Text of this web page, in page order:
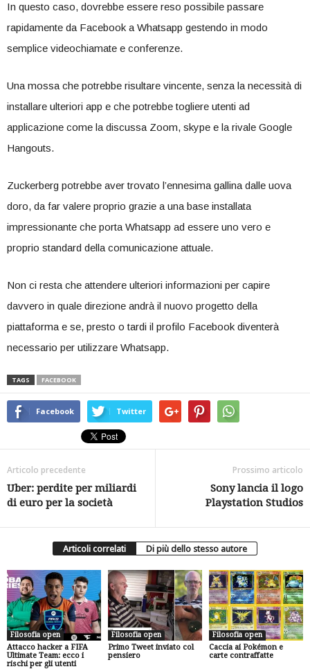
In questo caso, dovrebbe essere reso possibile passare
rapidamente da Facebook a Whatsapp gestendo in modo
semplice videochiamate e conferenze.
Una mossa che potrebbe risultare vincente, senza la necessità di
installare ulteriori app e che potrebbe togliere utenti ad
applicazione come la discussa Zoom, skype e la rivale Google
Hangouts.
Zuckerberg potrebbe aver trovato l’ennesima gallina dalle uova
doro, da far valere proprio grazie a una base installata
impressionante che porta Whatsapp ad essere uno vero e
proprio standard della comunicazione attuale.
Non ci resta che attendere ulteriori informazioni per capire
davvero in quale direzione andrà il nuovo progetto della
piattaforma e se, presto o tardi il profilo Facebook diventerà
necessario per utilizzare Whatsapp.
TAGS FACEBOOK
Facebook Twitter
Articolo precedente
Uber: perdite per miliardi
di euro per la società
Prossimo articolo
Sony lancia il logo
Playstation Studios
Articoli correlati Di più dello stesso autore
Filosofia open
Attacco hacker a FIFA
Ultimate Team: ecco i
rischi per gli utenti
Filosofia open
Primo Tweet inviato col
pensiero
Filosofia open
Caccia ai Pokémon e
carte contraffatte